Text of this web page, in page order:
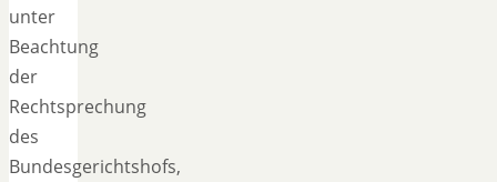
unter
Beachtung
der
Rechtsprechung
des
Bundesgerichtshofs,